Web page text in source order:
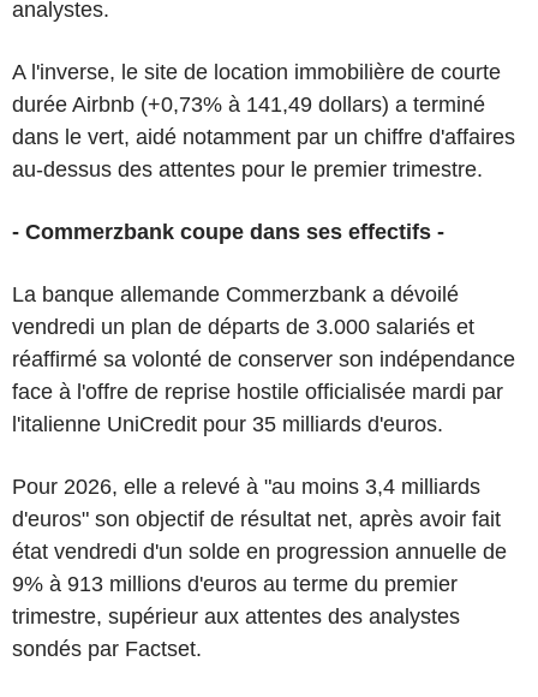
analystes.
A l'inverse, le site de location immobilière de courte
durée Airbnb (+0,73% à 141,49 dollars) a terminé
dans le vert, aidé notamment par un chiffre d'affaires
au-dessus des attentes pour le premier trimestre.
- Commerzbank coupe dans ses effectifs -
La banque allemande Commerzbank a dévoilé
vendredi un plan de départs de 3.000 salariés et
réaffirmé sa volonté de conserver son indépendance
face à l'offre de reprise hostile officialisée mardi par
l'italienne UniCredit pour 35 milliards d'euros.
Pour 2026, elle a relevé à "au moins 3,4 milliards
d'euros" son objectif de résultat net, après avoir fait
état vendredi d'un solde en progression annuelle de
9% à 913 millions d'euros au terme du premier
trimestre, supérieur aux attentes des analystes
sondés par Factset.